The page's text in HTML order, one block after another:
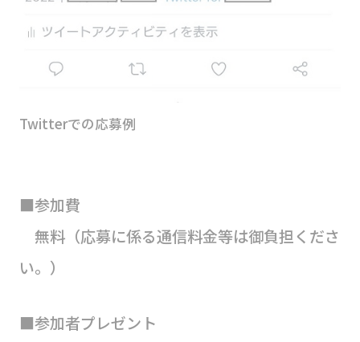
Twitterでの応募例
■参加費
無料（応募に係る通信料金等は御負担くださ
い。）
■参加者プレゼント